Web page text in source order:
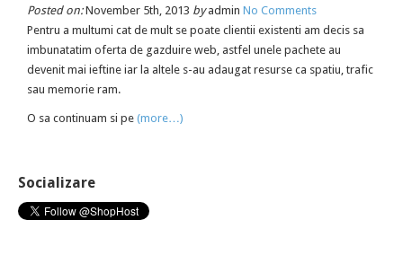
Posted on:November 5th, 2013 byadmin No Comments
Pentru a multumi cat de mult se poate clientii existenti am decis sa
imbunatatim oferta de gazduire web, astfel unele pachete au
devenit mai ieftine iar la altele s-au adaugat resurse ca spatiu, trafic
sau memorie ram.
O sa continuam si pe (more…)
Socializare